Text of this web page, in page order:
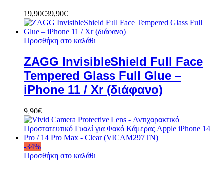
19,90€39,90€
Προσθήκη στο καλάθι
ZAGG InvisibleShield Full Face
Tempered Glass Full Glue –
iPhone 11 / Xr (διάφανο)
9,90€
-34%
Προσθήκη στο καλάθι